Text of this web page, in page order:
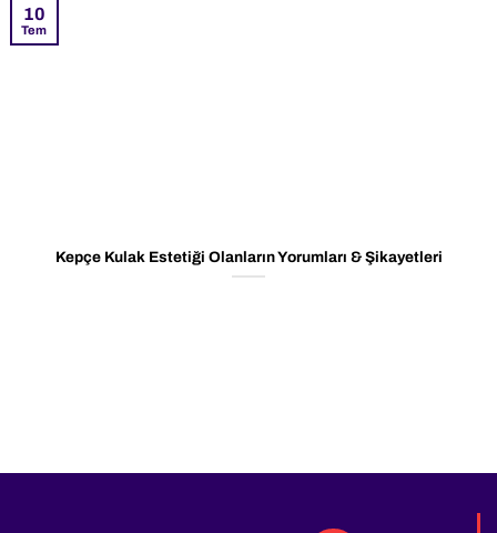
Kepçe Kulak Estetiği Olanların Yorumları & Şikayetleri
10
Tem